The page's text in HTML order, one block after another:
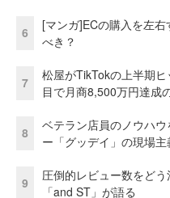
6
[マンガ]ECの購入を左
べき？
7
松屋がTikTokの上半期
目で月商8,500万円達成
8
ベテラン店員のノウハ
ー「グッデイ」の現場
9
圧倒的レビュー数をど
「and ST」が語る